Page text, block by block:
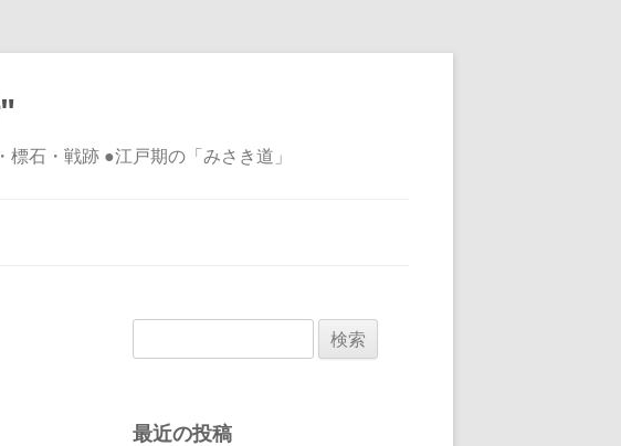
石・戦跡 ●江戸期の「みさき道」
索:
最近の投稿